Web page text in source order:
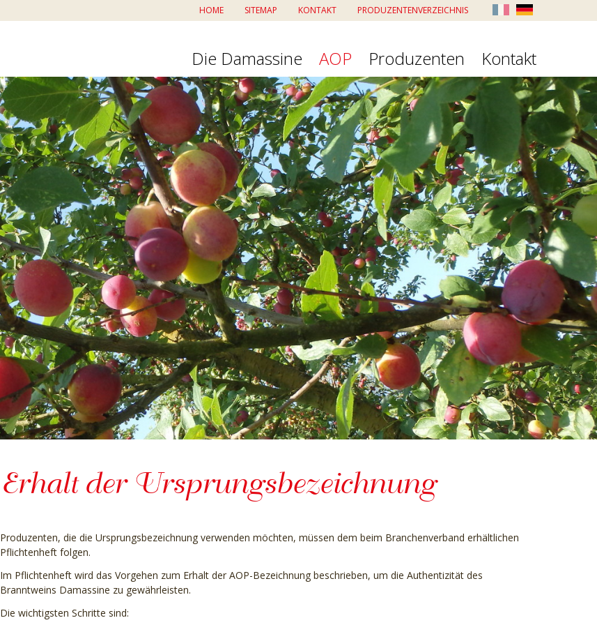
HOME SITEMAP KONTAKT PRODUZENTENVERZEICHNIS
Die Damassine AOP Produzenten Kontakt
Erhalt der Ursprungsbezeichnung
Produzenten, die die Ursprungsbezeichnung verwenden möchten, müssen dem beim Branchenverband erhältlichen
Pflichtenheft folgen.
Im Pflichtenheft wird das Vorgehen zum Erhalt der AOP-Bezeichnung beschrieben, um die Authentizität des
Branntweins Damassine zu gewährleisten.
Die wichtigsten Schritte sind: